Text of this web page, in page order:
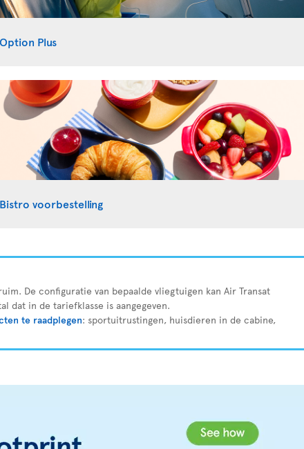
Option Plus
Bistro voorbestelling
De configuratie van bepaalde vliegtuigen kan Air Transat
dat in de tariefklasse is aangegeven.
te raadplegen: sportuitrustingen, huisdieren in de cabine,